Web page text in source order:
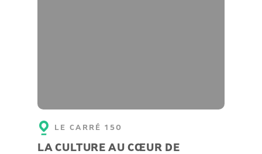
LE CARRÉ 150
LA CULTURE AU CŒUR DE